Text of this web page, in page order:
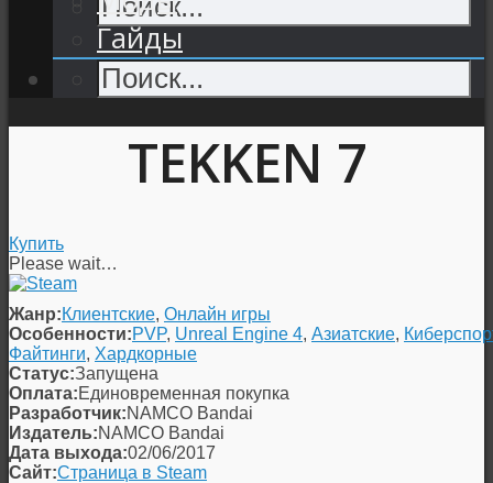
Гайды
TEKKEN 7
Купить
Please wait…
Жанр:Клиентские, Онлайн игры
Особенности:PVP, Unreal Engine 4, Азиатские,
Файтинги, Хардкорные
Статус:Запущена
Оплата:Единовременная покупка
Разработчик:NAMCO Bandai
Издатель:NAMCO Bandai
Дата выхода:02/06/2017
Сайт:Страница в Steam